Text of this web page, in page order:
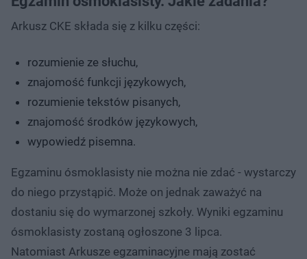
Arkusz CKE składa się z kilku części:
rozumienie ze słuchu,
znajomość funkcji językowych,
rozumienie tekstów pisanych,
znajomość środków językowych,
wypowiedź pisemna.
Egzaminu ósmoklasisty nie można nie zdać - wystarczy
do niego przystąpić. Może on jednak zaważyć na
dostaniu się do wymarzonej szkoły. Wyniki egzaminu
ósmoklasisty zostaną ogłoszone 3 lipca.
Natomiast Arkusze egzaminacyjne mają zostać